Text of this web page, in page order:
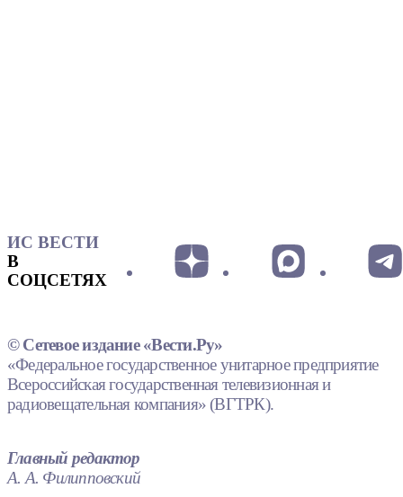
ИС ВЕСТИ
В
СОЦСЕТЯХ
© Сетевое издание «Вести.Ру»
«Федеральное государственное унитарное предприятие
Всероссийская государственная телевизионная и
радиовещательная компания» (ВГТРК).
Главный редактор
А. А. Филипповский